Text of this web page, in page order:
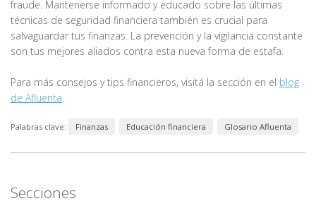
fraude. Mantenerse informado y educado sobre las últimas
técnicas de seguridad financiera también es crucial para
salvaguardar tus finanzas. La prevención y la vigilancia constante
son tus mejores aliados contra esta nueva forma de estafa.
Para más consejos y tips financieros, visitá la sección en el blog
de Afluenta.
Palabras clave: Finanzas Educación financiera Glosario Afluenta
Secciones